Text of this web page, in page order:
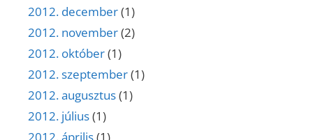
2012. december(1)
2012. november(2)
2012. október(1)
2012. szeptember(1)
2012. augusztus(1)
2012. július(1)
2012. április(1)